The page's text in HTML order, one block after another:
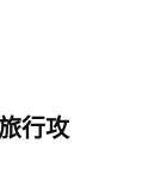
行攻